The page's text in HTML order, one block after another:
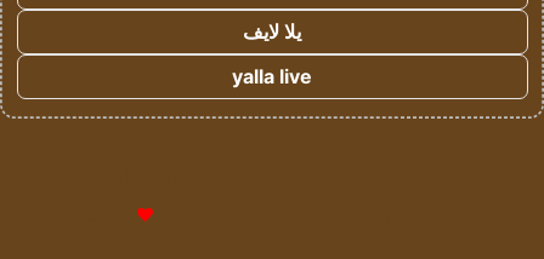
يلا لايف
yalla live